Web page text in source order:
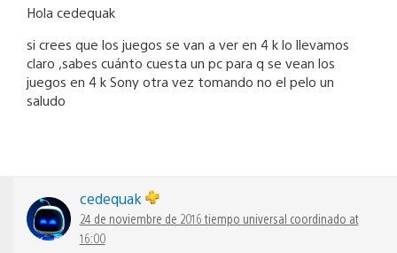
Hola cedequak
si crees que los juegos se van a ver en 4 k lo llevamos
claro ,sabes cuánto cuesta un pc para q se vean los
juegos en 4 k Sony otra vez tomando no el pelo un
saludo
cedequak
24 de noviembre de 2016 tiempo universal coordinado at
16:00